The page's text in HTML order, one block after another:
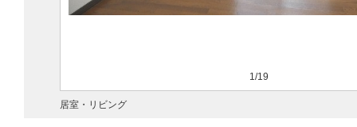
1/19
居室・リビング